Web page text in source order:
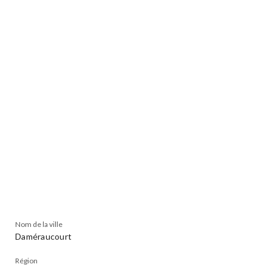
Nom de la ville
Daméraucourt
Région